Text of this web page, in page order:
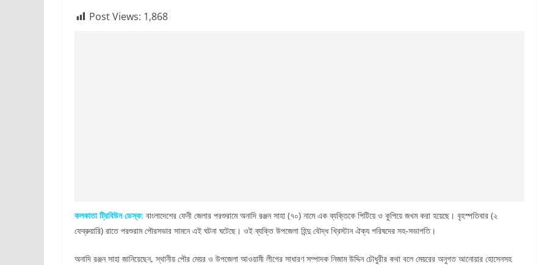
Post Views: 1,868
কলকাতা ট্রিবিউন ডেস্ক: বাংলাদেশের ফেনী জেলার পরশুরামে অনাদি রঞ্জন সাহা (৭০) নামে এক ব্যক্তিকে পিটিয়ে ও কুপিয়ে জখম করা হয়েছে। বৃহস্পতিবার (২
ফেব্রুয়ারি) রাতে পরশুরাম পৌরসভার সামনে এই ঘটনা ঘটেছে। ওই ব্যক্তি উপজেলা হিন্দু বৌদ্ধ খ্রিস্টান ঐক্য পরিষদের সহ-সভাপতি।
অনাদি রঞ্জন সাহা জানিয়েছেন, স্থানীয় পৌর মেয়র ও উপজেলা আওয়ামী লীগের সাধারণ সম্পাদক নিজাম উদ্দিন চৌধুরীর কথা বলে মেয়রের অনুগত আনোয়ার হোসেনসহ